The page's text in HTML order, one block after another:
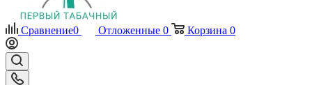
Сравнение0 Отложенные 0 Корзина 0